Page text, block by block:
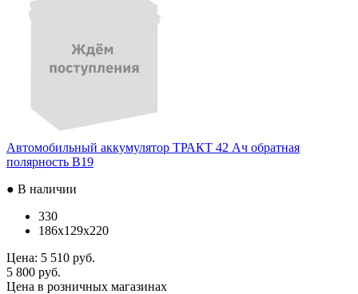
Автомобильный аккумулятор ТРАКТ 42 Ач обратная
полярность B19
● В наличии
330
186x129x220
Цена: 5 510 руб.
5 800 руб.
Цена в розничных магазинах